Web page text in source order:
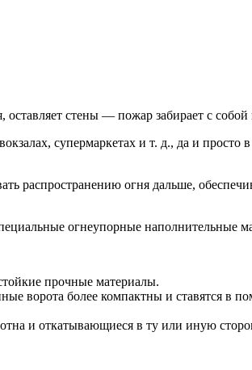
стены — пожар забирает с собой
супермаркетах и т. д., да и просто
распространению огня дальше,
огнеупорные наполнительные
прочные материалы.
ворота более компактны и ставятся в
и откатывающиеся в ту или иную